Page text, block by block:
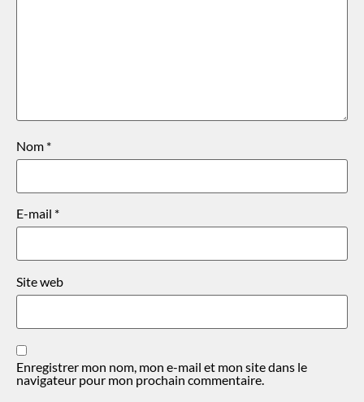
Nom *
E-mail *
Site web
Enregistrer mon nom, mon e-mail et mon site dans le
navigateur pour mon prochain commentaire.